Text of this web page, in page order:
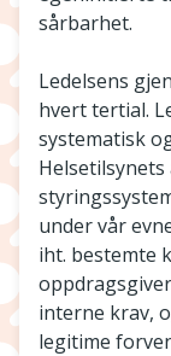
sårbarhet.
Ledelsens
hvert tertial.
systematisk
under vår
iht. bestemte
interne krav,
legitime